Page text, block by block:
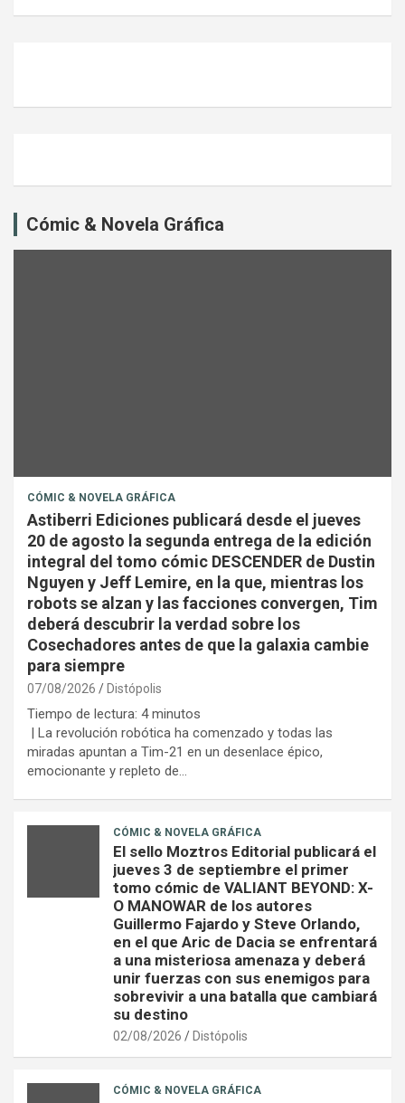
Cómic & Novela Gráfica
CÓMIC & NOVELA GRÁFICA
Astiberri Ediciones publicará desde el jueves
20 de agosto la segunda entrega de la edición
integral del tomo cómic DESCENDER de Dustin
Nguyen y Jeff Lemire, en la que, mientras los
robots se alzan y las facciones convergen, Tim
deberá descubrir la verdad sobre los
Cosechadores antes de que la galaxia cambie
para siempre
07/08/2026 Distópolis
Tiempo de lectura: 4 minutos
| La revolución robótica ha comenzado y todas las
miradas apuntan a Tim-21 en un desenlace épico,
emocionante y repleto de…
CÓMIC & NOVELA GRÁFICA
El sello Moztros Editorial publicará el
jueves 3 de septiembre el primer
tomo cómic de VALIANT BEYOND: X-
O MANOWAR de los autores
Guillermo Fajardo y Steve Orlando,
en el que Aric de Dacia se enfrentará
a una misteriosa amenaza y deberá
unir fuerzas con sus enemigos para
sobrevivir a una batalla que cambiará
su destino
02/08/2026 Distópolis
CÓMIC & NOVELA GRÁFICA